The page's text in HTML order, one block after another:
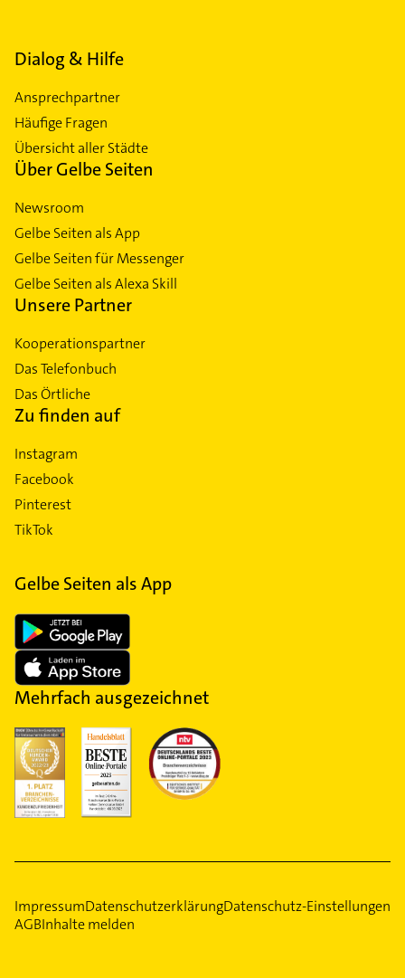
Dialog & Hilfe
Ansprechpartner
Häufige Fragen
Übersicht aller Städte
Über Gelbe Seiten
Newsroom
Gelbe Seiten als App
Gelbe Seiten für Messenger
Gelbe Seiten als Alexa Skill
Unsere Partner
Kooperationspartner
Das Telefonbuch
Das Örtliche
Zu finden auf
Instagram
Facebook
Pinterest
TikTok
Gelbe Seiten als App
Mehrfach ausgezeichnet
ImpressumDatenschutzerklärungDatenschutz-Einstellungen
AGBInhalte melden